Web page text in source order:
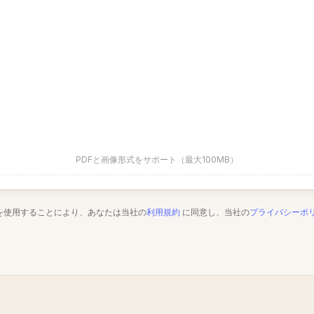
PDFと画像形式をサポート（最大100MB）
使用することにより、あなたは当社の利用規約 に同意し、当社のプライバシーポ